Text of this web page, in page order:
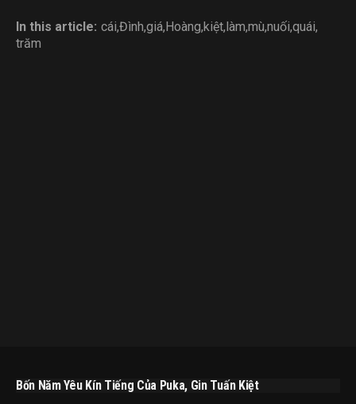
In this article: cái,Đình,giá,Hoàng,kiệt,làm,mù,nuối,quái,
trăm
Bốn Năm Yêu Kín Tiếng Của Puka, Gin Tuấn Kiệt